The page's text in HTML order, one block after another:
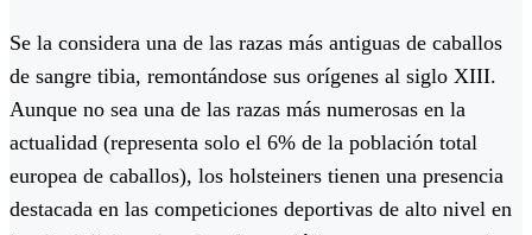
Se la considera una de las razas más antiguas de caballos
de sangre tibia, remontándose sus orígenes al siglo XIII.
Aunque no sea una de las razas más numerosas en la
actualidad (representa solo el 6% de la población total
europea de caballos), los holsteiners tienen una presencia
destacada en las competiciones deportivas de alto nivel en